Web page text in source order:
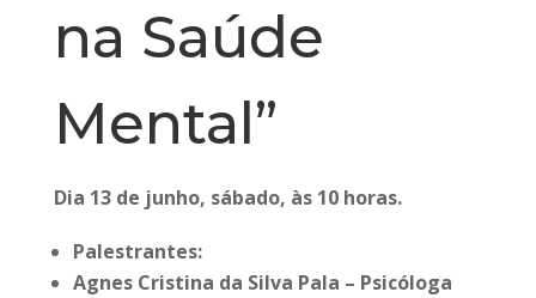
na Saúde
Mental”
Dia 13 de junho, sábado, às 10 horas.
Palestrantes:
Agnes Cristina da Silva Pala – Psicóloga